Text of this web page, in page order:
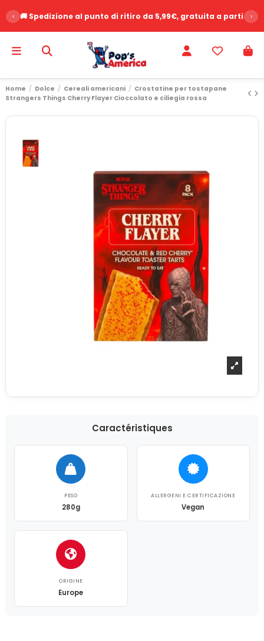
‹ 🚚 Spedizione al punto di ritiro da 5,99€, gratuita a partire›
Home Dolce Cereali americani
Crostatine per tostapane
Strangers Things Cherry Flayer Cioccolato e ciliegia rossa
Caractéristiques
PESO
280g
ALLERGENI E CERTIFICAZIONE
Vegan
ORIGINE
Europe